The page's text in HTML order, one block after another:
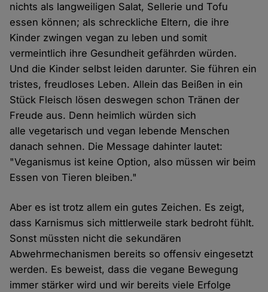
nichts als langweiligen Salat, Sellerie und Tofu
essen können; als schreckliche Eltern, die ihre
Kinder zwingen vegan zu leben und somit
vermeintlich ihre Gesundheit gefährden würden.
Und die Kinder selbst leiden darunter. Sie führen ein
tristes, freudloses Leben. Allein das Beißen in ein
Stück Fleisch lösen deswegen schon Tränen der
Freude aus. Denn heimlich würden sich
alle vegetarisch und vegan lebende Menschen
danach sehnen. Die Message dahinter lautet:
"Veganismus ist keine Option, also müssen wir beim
Essen von Tieren bleiben."
Aber es ist trotz allem ein gutes Zeichen. Es zeigt,
dass Karnismus sich mittlerweile stark bedroht fühlt.
Sonst müssten nicht die sekundären
Abwehrmechanismen bereits so offensiv eingesetzt
werden. Es beweist, dass die vegane Bewegung
immer stärker wird und wir bereits viele Erfolge